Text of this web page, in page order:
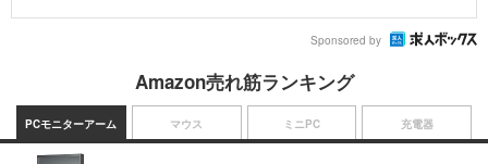
Sponsored by
Amazon売れ筋ランキング
PCモニターアーム マウス ミニPC 充電器